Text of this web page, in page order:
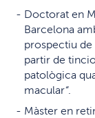
Doctorat en
Barcelona
prospectiu de
partir de
patològica
macular“.
Màster en